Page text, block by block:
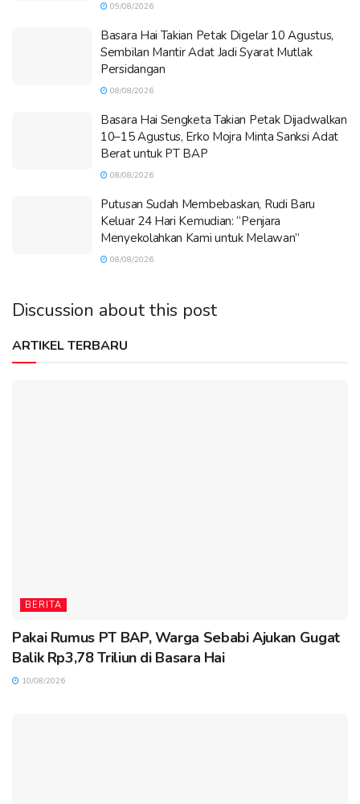
09/08/2026
Basara Hai Takian Petak Digelar 10 Agustus,
Sembilan Mantir Adat Jadi Syarat Mutlak
Persidangan
08/08/2026
Basara Hai Sengketa Takian Petak Dijadwalkan
10–15 Agustus, Erko Mojra Minta Sanksi Adat
Berat untuk PT BAP
08/08/2026
Putusan Sudah Membebaskan, Rudi Baru
Keluar 24 Hari Kemudian: “Penjara
Menyekolahkan Kami untuk Melawan”
08/08/2026
Discussion about this post
ARTIKEL TERBARU
BERITA
Pakai Rumus PT BAP, Warga Sebabi Ajukan Gugat
Balik Rp3,78 Triliun di Basara Hai
10/08/2026